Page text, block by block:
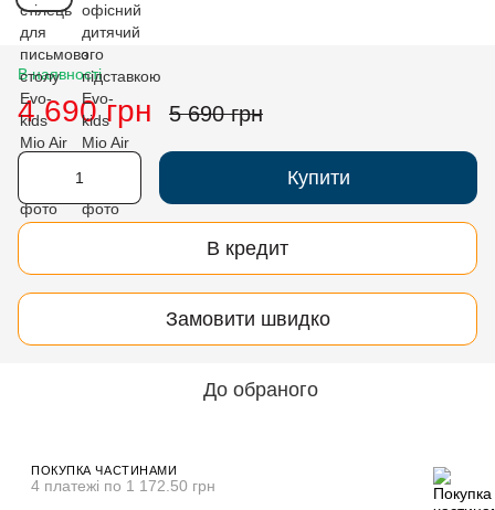
В наявності
4 690 грн 5 690 грн
Купити
В кредит
Замовити швидко
До обраного
ПОКУПКА ЧАСТИНАМИ
4 платежі по 1 172.50 грн